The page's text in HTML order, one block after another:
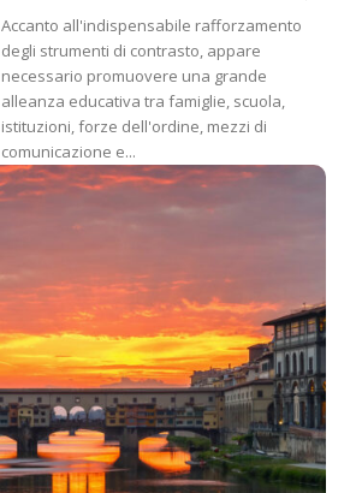
Accanto all'indispensabile rafforzamento
degli strumenti di contrasto, appare
necessario promuovere una grande
alleanza educativa tra famiglie, scuola,
istituzioni, forze dell'ordine, mezzi di
comunicazione e...